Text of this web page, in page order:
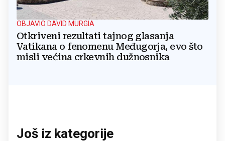
OBJAVIO DAVID MURGIA
Otkriveni rezultati tajnog glasanja
Vatikana o fenomenu Međugorja, evo što
misli većina crkevnih dužnosnika
Još iz kategorije